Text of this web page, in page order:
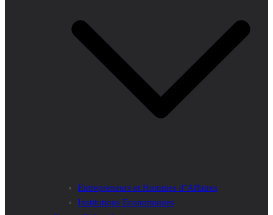
Entrepreneurs et Hommes d’Affaires
Institutions Economiques